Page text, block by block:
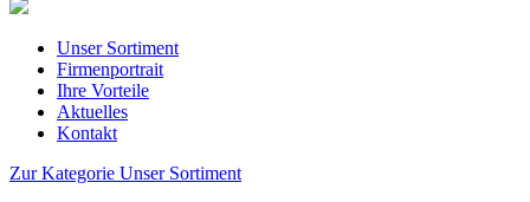
Unser Sortiment
Firmenportrait
Ihre Vorteile
Aktuelles
Kontakt
Zur Kategorie Unser Sortiment